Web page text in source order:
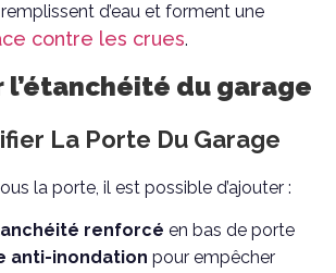
d’eau et forment une
contre les crues.
l’étanchéité du garage
La Porte Du Garage
la porte, il est possible d’ajouter :
renforcé en bas de porte
anti-inondation pour empêcher